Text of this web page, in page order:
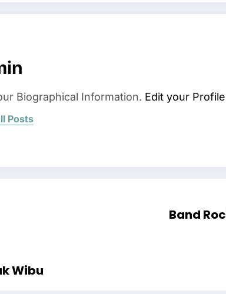
Biographical Information. Edit your Profile
Posts
Band
Wibu